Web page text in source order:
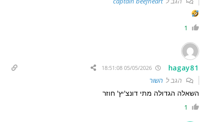
1
hagay81
05/05/2026 18:51:08
הגב להשור
השאלה הגדולה מתי דונצ'יץ' חוזר
1